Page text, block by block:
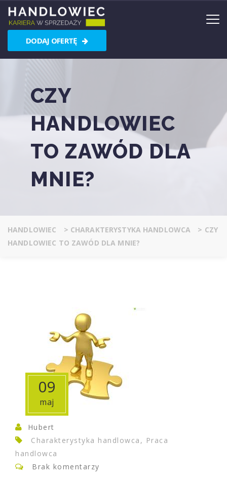
DODAJ OFERTĘ
CZY
HANDLOWIEC
TO ZAWÓD DLA
MNIE?
HANDLOWIEC > CHARAKTERYSTYKA HANDLOWCA > CZY
HANDLOWIEC TO ZAWÓD DLA MNIE?
09
maj
Hubert
Charakterystyka handlowca, Praca
handlowca
Brak komentarzy